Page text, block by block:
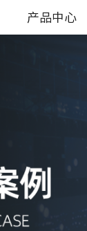
产品中心